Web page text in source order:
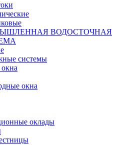
ВОДОСТОЧНАЯ
системы
окна
оклады